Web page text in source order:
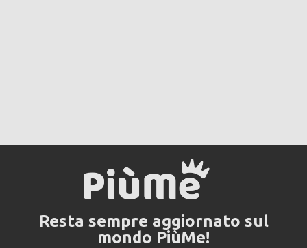
Resta sempre aggiornato sul
mondo PiùMe!